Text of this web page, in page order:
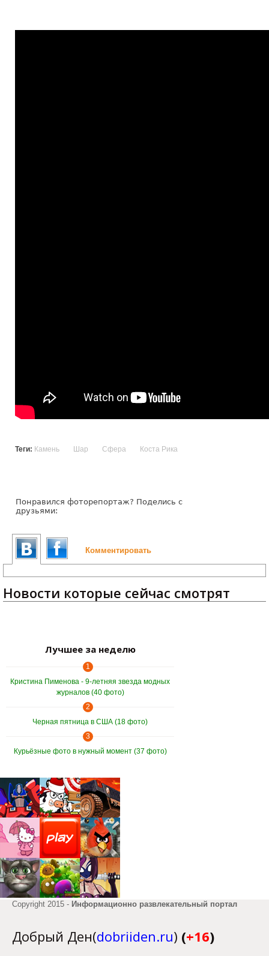
Теги: Камень Шар Сфера Коста Рика
Понравился фоторепортаж? Поделись с
друзьями:
Комментировать
Новости которые сейчас смотрят
Лучшее за неделю
1
Кристина Пименова - 9-летняя звезда модных
журналов (40 фото)
2
Черная пятница в США (18 фото)
3
Курьёзные фото в нужный момент (37 фото)
Copyright 2015 - Информационно развлекательный портал
Добрый Ден(dobriiden.ru) (+16)